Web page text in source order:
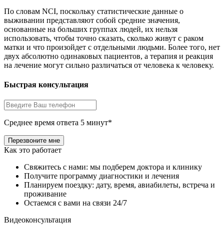
По словам NCI, поскольку статистические данные о
выживании представляют собой средние значения,
основанные на больших группах людей, их нельзя
использовать, чтобы точно сказать, сколько живут с раком
матки и что произойдет с отдельными людьми. Более того, нет
двух абсолютно одинаковых пациентов, а терапия и реакция
на лечение могут сильно различаться от человека к человеку.
Быстрая консультация
Среднее время ответа 5 минут*
Как это работает
Свяжитесь с нами: мы подберем доктора и клинику
Получите программу диагностики и лечения
Планируем поездку: дату, время, авиабилеты, встреча и
проживание
Остаемся с вами на связи 24/7
Видеоконсультация